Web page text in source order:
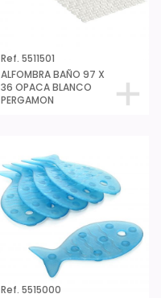
Ref. 5511501
ALFOMBRA BAÑO 97 X
36 OPACA BLANCO
PERGAMON
Ref. 5515000